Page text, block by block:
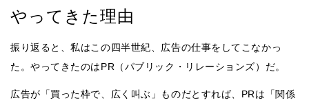
やってきた理由
振り返ると、私はこの四半世紀、広告の仕事をしてこなかっ
た。やってきたのはPR（パブリック・リレーションズ）だ。
広告が「買った枠で、広く叫ぶ」ものだとすれば、PRは「関係